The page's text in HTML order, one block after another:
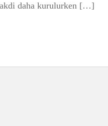
akdi daha kurulurken […]